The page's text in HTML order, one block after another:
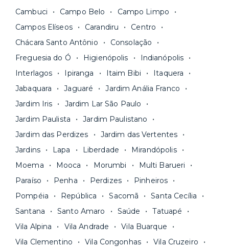
água, gás, energia e, em alguns casos, até
Os moradores ainda contam com a facilidade de
pagar todas as contas do mês junto com o
aluguel, em um boleto único. Quer ainda mais
praticidade? Escolha uma unidade com serviços
inclusos e solicite suporte e manutenção para a
nossa equipe via app.
Seja uma mala ou um caminhão de mudança: é
só levar as suas coisas e começar a morar.
menores para períodos mais longos. Você
pode comparar os valores e escolher o prazo
ideal para o seu momento de vida na página das
A melhor parte é que todo oprocesso de
documentação pelo site da Yuca e assina o
contrato na tela do seu computador ou celular.
Simples, seguro e sem burocracia!
Cambuci
Campo Belo
Campo Limpo
Campos Elíseos
Carandiru
Centro
Chácara Santo Antônio
Consolação
Freguesia do Ó
Higienópolis
Indianópolis
Interlagos
Ipiranga Itaim Bibi
Itaquera
Jabaquara
Jaguaré
Jardim Anália Franco
Jardim Iris
Jardim Lar São Paulo
Jardim Paulista
Jardim Paulistano
Jardim das Perdizes
Jardim das Vertentes
Jardins
Lapa Liberdade
Mirandópolis
Moema
Mooca Morumbi
Multi Barueri
Paraíso
Penha Perdizes
Pinheiros
Pompéia
República Sacomã
Santa Cecília
Santana
Santo Amaro Saúde
Tatuapé
Vila Alpina
Vila Andrade
Vila Buarque
Vila Clementino
Vila Congonhas
Vila Cruzeiro